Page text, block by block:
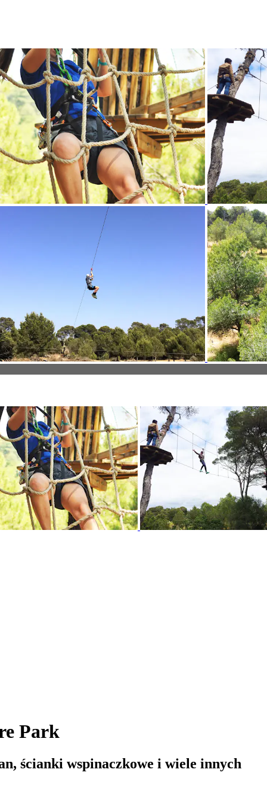
Park
ścianki wspinaczkowe i wiele innych